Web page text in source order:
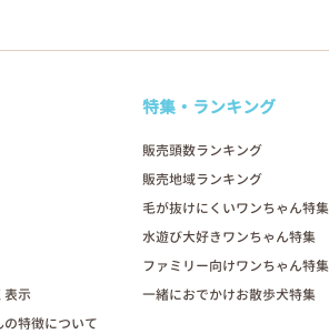
表示
特徴について
特集・ランキング
販売頭数ランキング
販売地域ランキング
毛が抜けにくいワンちゃん特集
水遊び大好きワンちゃん特集
ファミリー向けワンちゃん特集
一緒におでかけお散歩犬特集